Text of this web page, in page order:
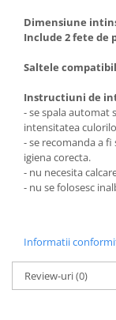
Dimensiune
Include 2 fete de
Saltele
Instructiuni de
- se spala automat
intensitatea
- se recomanda a
igiena corecta.
- nu necesita
- nu se folosesc
Informatii
Review-uri(0)